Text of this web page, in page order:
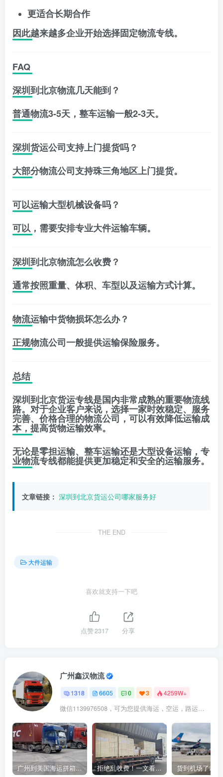
更适合长期合作
因此越来越多企业开始选择固定物流专线。
FAQ
深圳到北京物流几天能到？
普通物流3-5天，整车运输一般2-3天。
深圳货运公司支持上门提货吗？
大部分物流公司支持珠三角地区上门提货。
可以运输大型机械设备吗？
可以，需要安排专业大件运输车辆。
深圳到北京物流怎么收费？
通常按照重量、体积、车型以及运输方式计算。
物流运输中货物损坏怎么办？
正规物流公司一般提供运输保险服务。
总结
深圳到北京货运专线是国内非常成熟的重要物流线
路。对于企业客户来说，选择一家时效稳定、服务
完善、价格合理的物流公司，可以有效降低运输成
本，提高货物运输效率。
无论是零担运输、整车运输还是大型设备运输，专
业物流专线都能提供更加稳定和安全的运输服务。
文章链接： 深圳到北京货运公司哪家服务好
THE END
大件运输
喜欢就支持一下吧
点赞2317 分享
广州鑫汉物流
1318 6605 0 3 4259W+
微信1139976508，可为您提供海运，空运，路运，铁路运输
广州到美国海运拼箱多少钱？2024年最新运费构成+隐藏费用避坑指南 拒绝乱收费！一文看懂中国货代计费套路，教你避开所有隐形坑